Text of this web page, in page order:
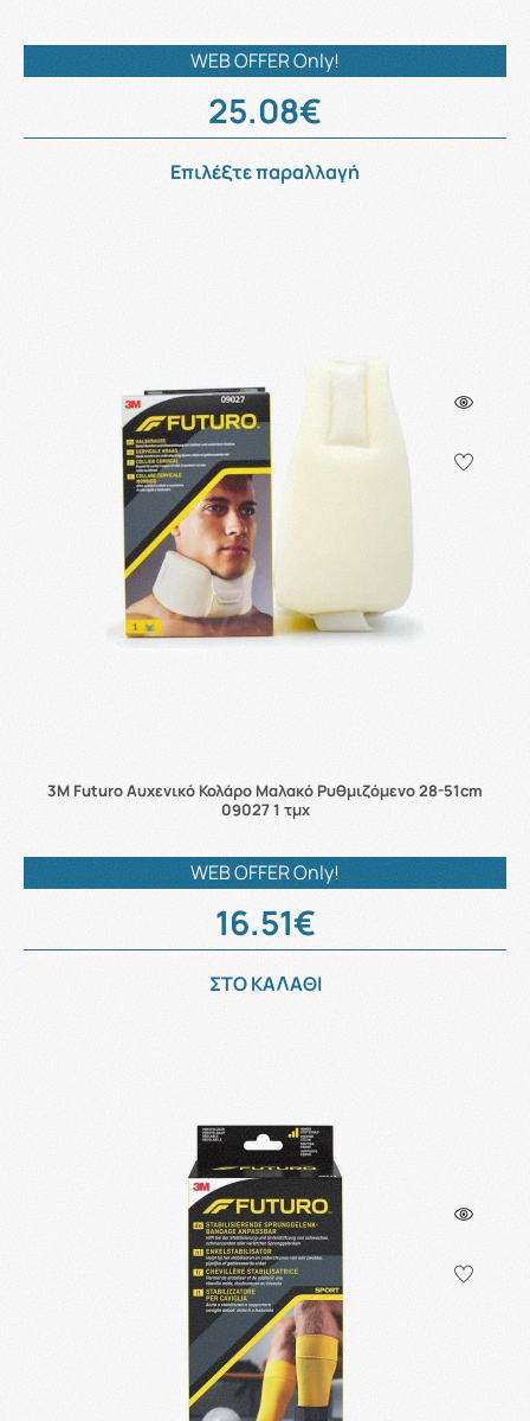
WEB OFFER Only!
25.08€
Επιλέξτε παραλλαγή
3M Futuro Αυχενικό Κολάρο Μαλακό Ρυθμιζόμενο 28-51cm
09027 1 τμχ
WEB OFFER Only!
16.51€
ΣΤΟ ΚΑΛΑΘΙ